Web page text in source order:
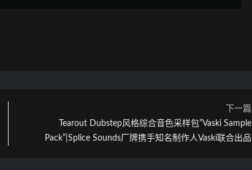
下一篇
Tearout Dubstep风格综合音色采样包”Vaski Sample
Pack”|Splice Sounds厂牌携手知名制作人Vaski联合出品